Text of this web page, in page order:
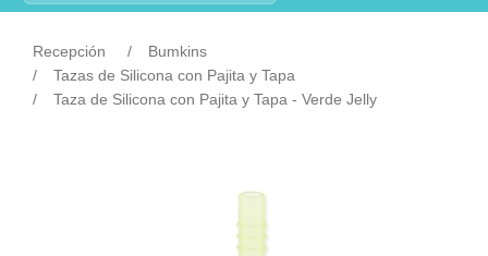
Recepción
Bumkins
Tazas de Silicona con Pajita y Tapa
Taza de Silicona con Pajita y Tapa - Verde Jelly